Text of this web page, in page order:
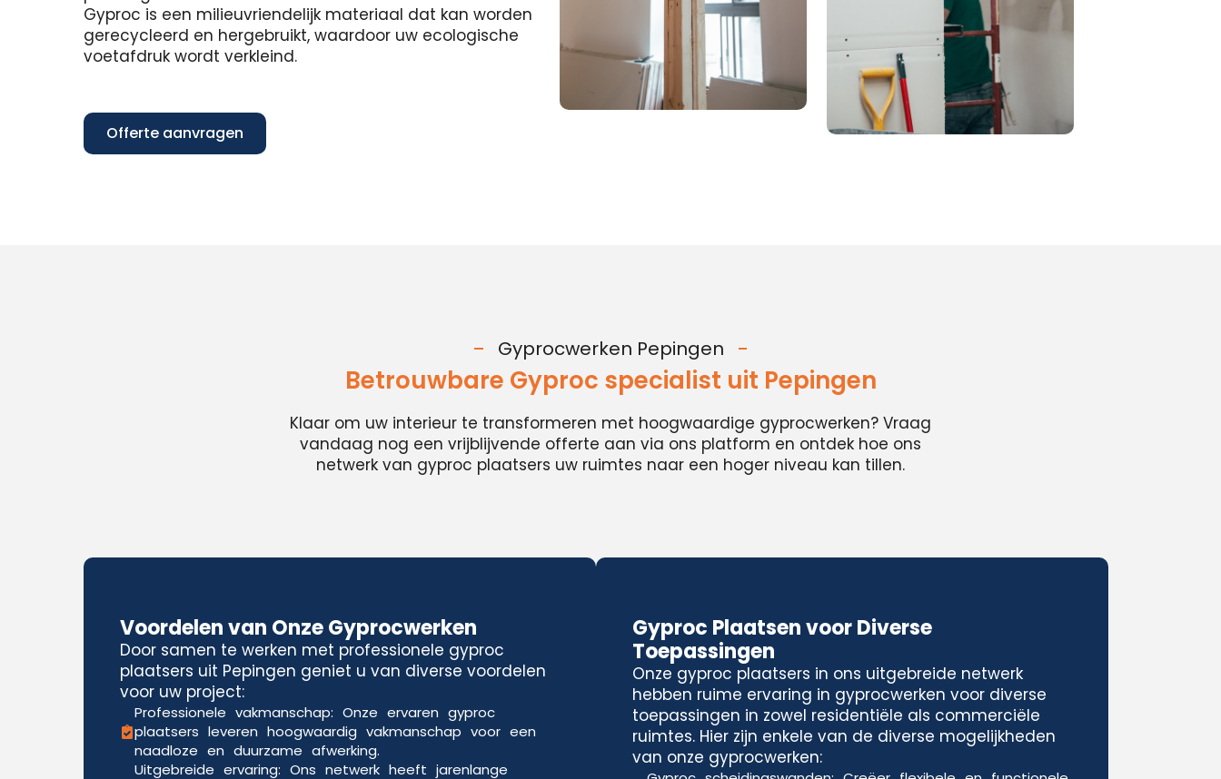
Gyproc is een milieuvriendelijk materiaal dat kan worden
gerecycleerd en hergebruikt, waardoor uw ecologische
voetafdruk wordt verkleind.
Offerte aanvragen
Gyprocwerken Pepingen
Betrouwbare Gyproc specialist uit Pepingen
Klaar om uw interieur te transformeren met hoogwaardige gyprocwerken? Vraag
vandaag nog een vrijblijvende offerte aan via ons platform en ontdek hoe ons
netwerk van gyproc plaatsers uw ruimtes naar een hoger niveau kan tillen.
Voordelen van Onze Gyprocwerken
Door samen te werken met professionele gyproc
plaatsers uit Pepingen geniet u van diverse voordelen
voor uw project:
Professionele vakmanschap: Onze ervaren gyproc
plaatsers leveren hoogwaardig vakmanschap voor een
naadloze en duurzame afwerking.
Uitgebreide ervaring: Ons netwerk heeft jarenlange
Gyproc Plaatsen voor Diverse
Toepassingen
Onze gyproc plaatsers in ons uitgebreide netwerk
hebben ruime ervaring in gyprocwerken voor diverse
toepassingen in zowel residentiële als commerciële
ruimtes. Hier zijn enkele van de diverse mogelijkheden
van onze gyprocwerken: